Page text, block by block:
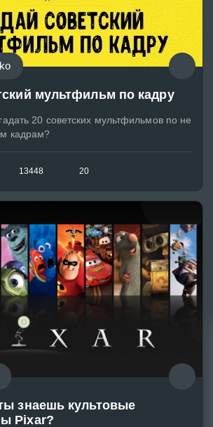
мультфильм по кадру
20 советских мультфильмов по не
кадрам?
13448 20
знаешь культовые
Pixar?